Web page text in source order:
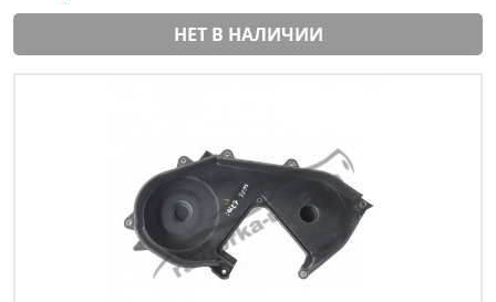
НЕТ В НАЛИЧИИ